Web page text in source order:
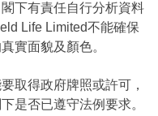
下有責任自行分析資料
Life Limited不能確保
實面貌及顏色。
取得政府牌照或許可，
是否已遵守法例要求。